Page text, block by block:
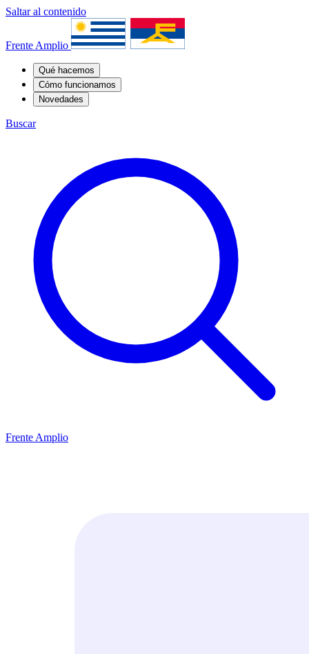
Saltar al contenido
Frente Amplio
Qué hacemos
Cómo funcionamos
Novedades
Buscar
Frente Amplio